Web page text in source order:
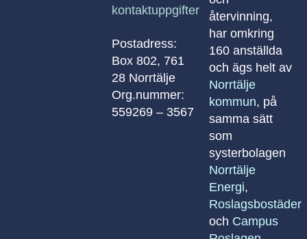
kontaktuppgifter
Postadress:
Box 802, 761
28 Norrtälje
Org.nummer:
559269 – 3567
återvinning,
har omkring
160 anställda
och ägs helt av
Norrtälje
kommun, på
samma sätt
som
systerbolagen
Norrtälje
Energi,
Roslagsbostäder
och Campus